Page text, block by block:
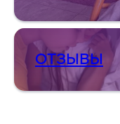
ОТЗЫВЫ